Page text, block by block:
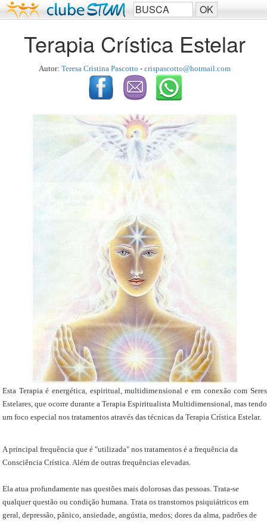
Terapia Crística Estelar
Autor: Teresa Cristina Pascotto - crispascotto@hotmail.com
Esta Terapia é energética, espiritual, multidimensional e em conexão com Seres
Estelares, que ocorre durante a Terapia Espiritualista Multidimensional, mas tendo
um foco especial nos tratamentos através das técnicas da Terapia Crística Estelar.
A principal frequência que é "utilizada" nos tratamentos é a frequência da
Consciência Crística. Além de outras frequências elevadas.
Ela atua profundamente nas questões mais dolorosas das pessoas. Trata-se
qualquer questão ou condição humana. Trata os transtornos psiquiátricos em
geral, depressão, pânico, ansiedade, angústia, medos; dores da alma, padrões de